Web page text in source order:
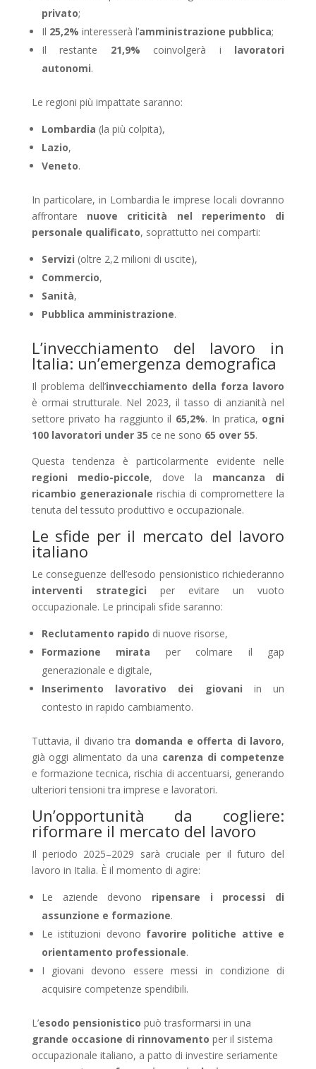
privato;
Il 25,2% interesserà l’amministrazione pubblica;
Il restante 21,9% coinvolgerà i lavoratori
autonomi.
Le regioni più impattate saranno:
Lombardia (la più colpita),
Lazio,
Veneto.
In particolare, in Lombardia le imprese locali dovranno
affrontare nuove criticità nel reperimento di
personale qualificato, soprattutto nei comparti:
Servizi (oltre 2,2 milioni di uscite),
Commercio,
Sanità,
Pubblica amministrazione.
L’invecchiamento del lavoro in
Italia: un’emergenza demografica
Il problema dell’invecchiamento della forza lavoro
è ormai strutturale. Nel 2023, il tasso di anzianità nel
settore privato ha raggiunto il 65,2%. In pratica, ogni
100 lavoratori under 35 ce ne sono 65 over 55.
Questa tendenza è particolarmente evidente nelle
regioni medio-piccole, dove la mancanza di
ricambio generazionale rischia di compromettere la
tenuta del tessuto produttivo e occupazionale.
Le sfide per il mercato del lavoro
italiano
Le conseguenze dell’esodo pensionistico richiederanno
interventi strategici per evitare un vuoto
occupazionale. Le principali sfide saranno:
Reclutamento rapido di nuove risorse,
Formazione mirata per colmare il gap
generazionale e digitale,
Inserimento lavorativo dei giovani in un
contesto in rapido cambiamento.
Tuttavia, il divario tra domanda e offerta di lavoro,
già oggi alimentato da una carenza di competenze
e formazione tecnica, rischia di accentuarsi, generando
ulteriori tensioni tra imprese e lavoratori.
Un’opportunità da cogliere:
riformare il mercato del lavoro
Il periodo 2025–2029 sarà cruciale per il futuro del
lavoro in Italia. È il momento di agire:
Le aziende devono ripensare i processi di
assunzione e formazione.
Le istituzioni devono favorire politiche attive e
orientamento professionale.
I giovani devono essere messi in condizione di
acquisire competenze spendibili.
L’esodo pensionistico può trasformarsi in una
grande occasione di rinnovamento per il sistema
occupazionale italiano, a patto di investire seriamente